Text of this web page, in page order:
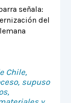
señala:
del
Chile,
supuso